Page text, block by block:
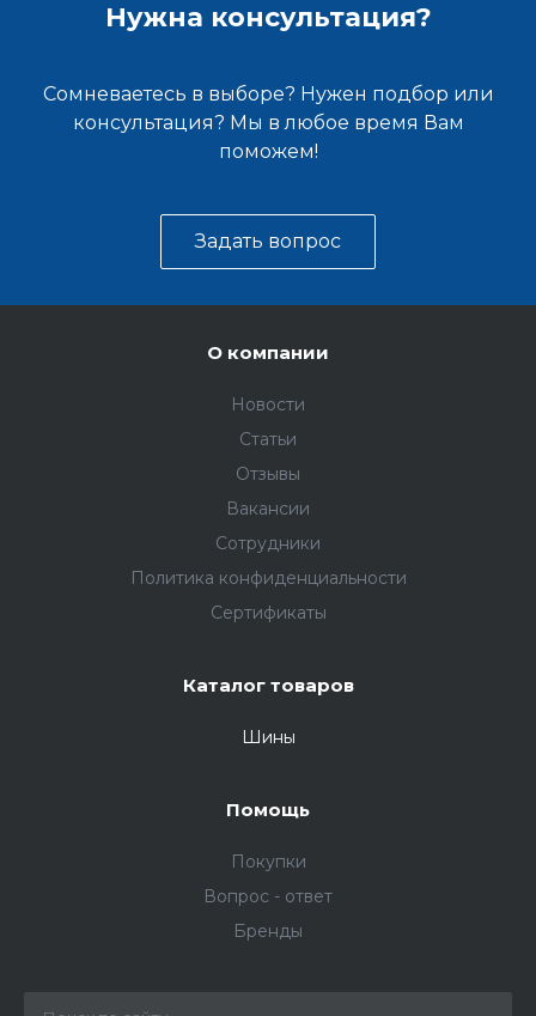
Нужна консультация?
Сомневаетесь в выборе? Нужен подбор или
консультация? Мы в любое время Вам
поможем!
Задать вопрос
О компании
Новости
Статьи
Отзывы
Вакансии
Сотрудники
Политика конфиденциальности
Сертификаты
Каталог товаров
Шины
Помощь
Покупки
Вопрос - ответ
Бренды